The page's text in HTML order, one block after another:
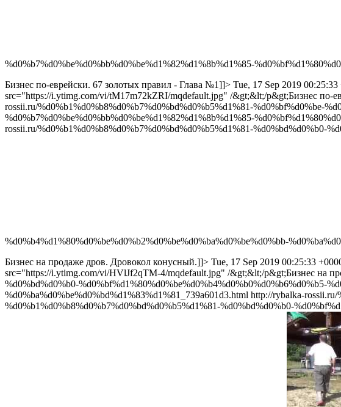
%d0%b7%d0%be%d0%bb%d0%be%d1%82%d1%8b%d1%85-
Бизнес по-еврейски. 67 золотых правил - Глава №1]]> Tue, 17 Sep 2019 00:25:33
src="https://i.ytimg.com/vi/tM17m72kZRI/mqdefault.jpg" /&gt;&lt;/p&gt;Бизнес по-
rossii.ru/%d0%b1%d0%b8%d0%b7%d0%bd%d0%b5%d1%81-%d0%bf%d0%be-
%d0%b7%d0%be%d0%bb%d0%be%d1%82%d1%8b%d1%85-
rossii.ru/%d0%b1%d0%b8%d0%b7%d0%bd%d0%b5%d1%81-%d0%bd%d0%b0-
%d0%b4%d1%80%d0%be%d0%b2%d0%be%d0%ba%d0%be%d0%bb-
Бизнес на продаже дров. Дровокол конусный.]]> Tue, 17 Sep 2019 00:25:33
src="https://i.ytimg.com/vi/HVlJf2qTM-4/mqdefault.jpg" /&gt;&lt;/p&gt;Бизнес на
%d0%bd%d0%b0-%d0%bf%d1%80%d0%be%d0%b4%d0%b0%d0%b6%d0%b5-
%d0%ba%d0%be%d0%bd%d1%83%d1%81_739a601d3.html http://rybalka-rossii.ru/
%d0%b1%d0%b8%d0%b7%d0%bd%d0%b5%d1%81-%d0%bd%d0%b0-